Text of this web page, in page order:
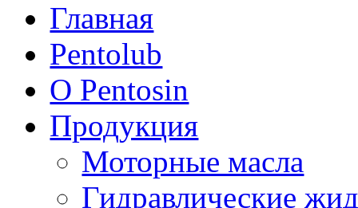
Главная
Pentolub
О Pentosin
Продукция
Моторные масла
Гидравлические